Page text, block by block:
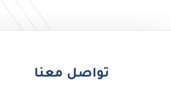
تواصل معنا